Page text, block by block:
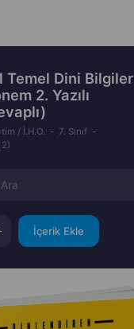
Temel Dini Bilgiler
2. Yazılı
/ İ.H.O.
7. Sınıf
İçerik Ekle